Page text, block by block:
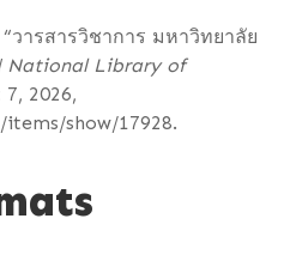
วารสารวิชาการ มหาวิทยาลัย
National Library of
7, 2026,
show/17928.